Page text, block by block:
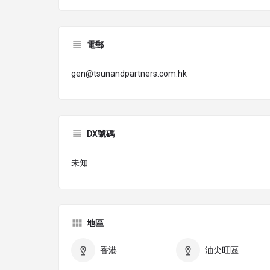
電郵
gen@tsunandpartners.com.hk
DX號碼
未知
地區
香港 油尖旺區